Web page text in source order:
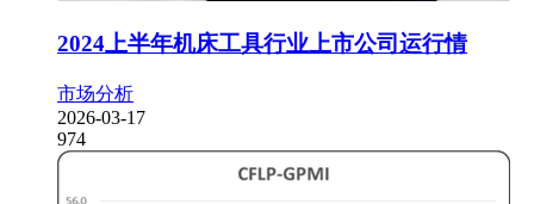
2024上半年机床工具行业上市公司运行情
市场分析
2026-03-17
974